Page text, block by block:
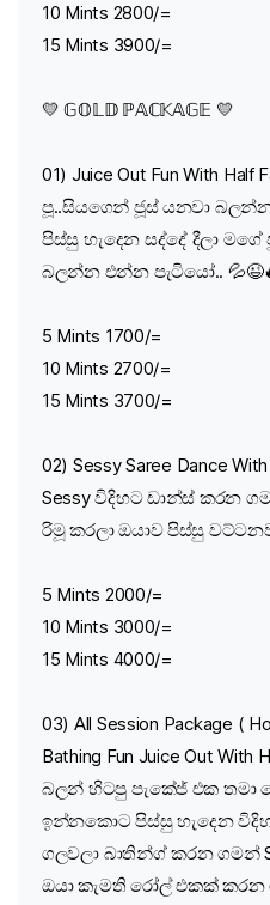
10 Mints 2800/=
15 Mints 3900/=
💛 𝔾𝕆𝕃𝔻 ℙ𝔸ℂ𝕂𝔸𝔾𝔼 💛
01) Juice Out Fun With
පූ..සියගෙන් ජූස් යනවා
පිස්සු හැදෙන සද්දේ දීලා
බලන්න එන්න පැටියෝ..
5 Mints 1700/=
10 Mints 2700/=
15 Mints 3700/=
02) Sessy Saree Dance
Sessy විදිහට ඩාන්ස් කරන
රිමූ කරලා ඔයාව පිස්සු
5 Mints 2000/=
10 Mints 3000/=
15 Mints 4000/=
03) All Session Package (
Bathing Fun Juice Out
බලන් හිටපු පැකේජ් එක තමා
ඉන්නකොට පිස්සු හැදෙන
ගලවලා බාතින්ග් කරන ගමන්
ඔයා කැමති රෝල් එකක්